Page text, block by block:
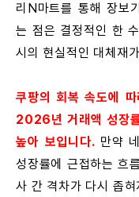
리N마트를 통해 장보
는 점은 결정적인 한
시의 현실적인 대체재
쿠팡의 회복 속도에
2026년 거래액 성장
높아 보입니다. 만약
성장률에 근접하는 흐
사 간 격차가 다시 좁